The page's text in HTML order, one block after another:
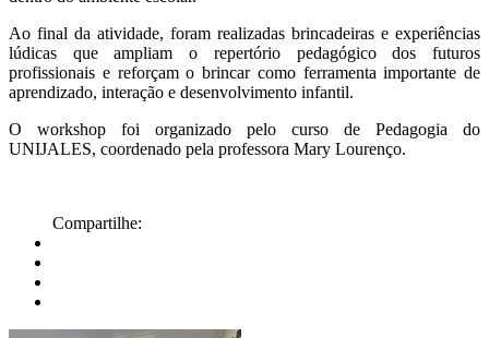
Ao final da atividade, foram realizadas brincadeiras e experiências
lúdicas que ampliam o repertório pedagógico dos futuros
profissionais e reforçam o brincar como ferramenta importante de
aprendizado, interação e desenvolvimento infantil.
O workshop foi organizado pelo curso de Pedagogia do
UNIJALES, coordenado pela professora Mary Lourenço.
Compartilhe: